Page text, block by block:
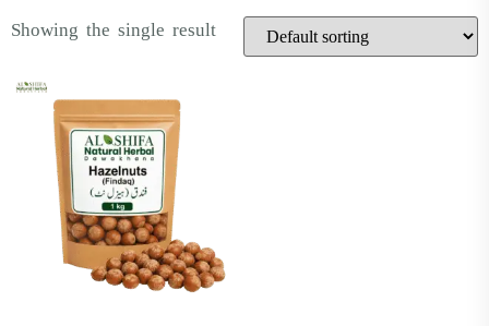
Showing the single result